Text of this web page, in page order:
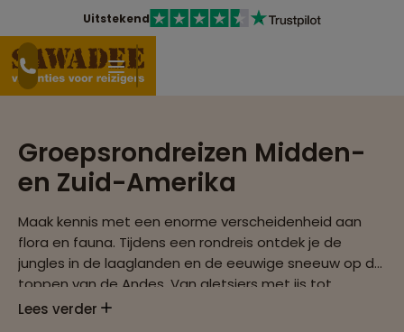
Uitstekend
Groepsrondreizen Midden-
en Zuid-Amerika
Maak kennis met een enorme verscheidenheid aan
flora en fauna. Tijdens een rondreis ontdek je de
jungles in de laaglanden en de eeuwige sneeuw op de
toppen van de Andes. Van gletsjers met ijs tot
uitgestrekte pampa's. Van groene regenwouden in de
Lees verder